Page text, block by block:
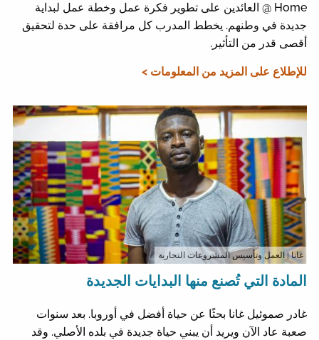
@ Home العائدين على تطوير فكرة عمل وخطة عمل لبداية
جديدة في وطنهم. يخطط المدرب كل مرافقة على حدة لتحقيق
أقصى قدر من التأثير.
للإطلاع على المزيد من المعلومات >
غانا| العمل وتأسيس المشروعات التجارية
المادة التي تُصنع منها البدايات الجديدة
غادر صموئيل غانا بحثًا عن حياة أفضل في أوروبا. بعد سنوات
صعبة عاد الآن ويريد أن يبني حياة جديدة في بلده الأصلي. وقد